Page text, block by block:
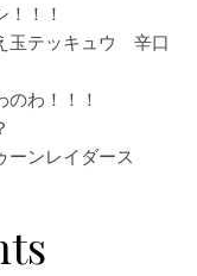
！！
玉テッキュウ 辛口
わ！！！
ーンレイダース